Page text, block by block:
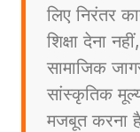
लिए निरंतर
शिक्षा देना
सामाजिक
सांस्कृतिक
मजबूत करना